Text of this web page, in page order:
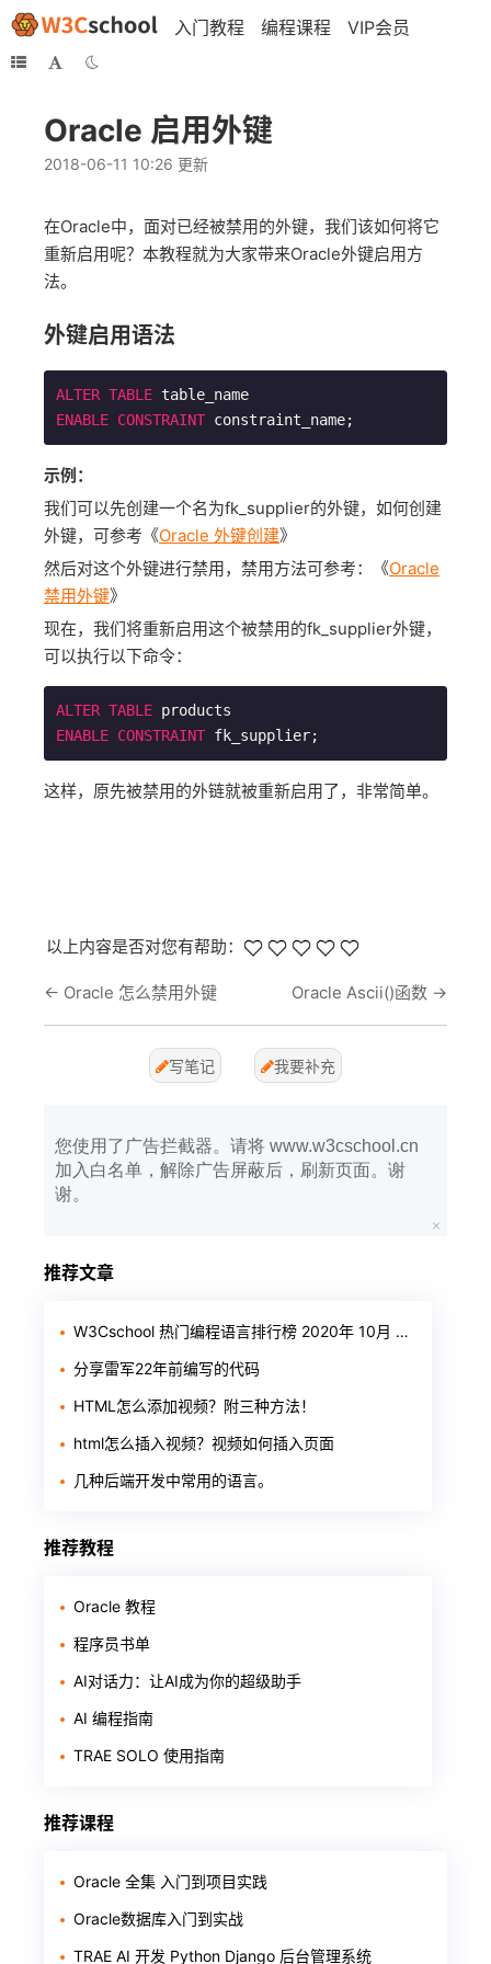
入门教程 编程课程 VIP会员
Oracle 启用外键
2018-06-11 10:26 更新
在Oracle中，面对已经被禁用的外键，我们该如何将它
重新启用呢？本教程就为大家带来Oracle外键启用方
法。
外键启用语法
ALTER TABLE
ENABLE CONSTRAINT constraint_name;
示例：
我们可以先创建一个名为fk_supplier的外键，如何创建
外键，可参考《Oracle 外键创建》
然后对这个外键进行禁用，禁用方法可参考：《Oracle
禁用外键》
现在，我们将重新启用这个被禁用的fk_supplier外键，
可以执行以下命令：
ALTER TABLE
ENABLE CONSTRAINT fk_supplier;
这样，原先被禁用的外链就被重新启用了，非常简单。
以上内容是否对您有帮助：
← Oracle 怎么禁用外键 Oracle Ascii()函数 →
写笔记 我要补充
您使用了广告拦截器。请将 www.w3cschool.cn
加入白名单，解除广告屏蔽后，刷新页面。谢
谢。
推荐文章
W3Cschool 热门编程语言排行榜 2020年 10月 TOP10
分享雷军22年前编写的代码
HTML怎么添加视频？附三种方法！
html怎么插入视频？视频如何插入页面
几种后端开发中常用的语言。
推荐教程
Oracle 教程
程序员书单
AI对话力：让AI成为你的超级助手
AI 编程指南
TRAE SOLO 使用指南
推荐课程
Oracle 全集 入门到项目实践
Oracle数据库入门到实战
TRAE AI 开发 Python Django 后台管理系统